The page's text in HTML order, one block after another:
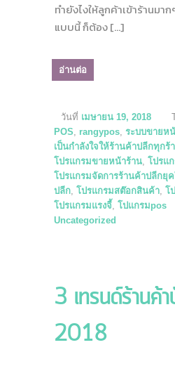
ทำยังไงให้ลูกค้าเข้าร้านมา
แบบนี้ ก็ต้อง […]
อ่านต่อ
วันที่ เมษายน 19, 2018
POS
rangypos ระบบขายห
เป็นกำลังใจให้ร้านค้าปลีกทุกร้
โปรแกรมขายหน้าร้าน โปรแ
โปรแกรมจัดการร้านค้าปลีกยุ
ปลีก โปรแกรมสต๊อกสินค้า โ
โปรแกรมแรงจี้ โปแกรมpos
Uncategorized
3 เทรนด์ร้านค้
2018